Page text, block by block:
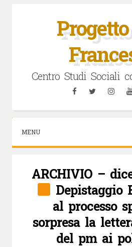
Centro Studi Sociali
FacebookTwitter
MENU
ARCHIVIO –
Depistaggio
al processo
sorpresa la
del pm ai